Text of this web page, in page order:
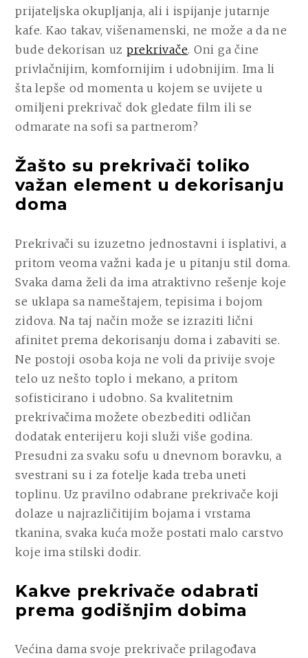
prijateljska okupljanja, ali i ispijanje jutarnje
kafe. Kao takav, višenamenski, ne može a da ne
bude dekorisan uz prekrivače. Oni ga čine
privlačnijim, komfornijim i udobnijim. Ima li
šta lepše od momenta u kojem se uvijete u
omiljeni prekrivač dok gledate film ili se
odmarate na sofi sa partnerom?
Žašto su prekrivači toliko
važan element u dekorisanju
doma
Prekrivači su izuzetno jednostavni i isplativi, a
pritom veoma važni kada je u pitanju stil doma.
Svaka dama želi da ima atraktivno rešenje koje
se uklapa sa nameštajem, tepisima i bojom
zidova. Na taj način može se izraziti lični
afinitet prema dekorisanju doma i zabaviti se.
Ne postoji osoba koja ne voli da privije svoje
telo uz nešto toplo i mekano, a pritom
sofisticirano i udobno. Sa kvalitetnim
prekrivačima možete obezbediti odličan
dodatak enterijeru koji služi više godina.
Presudni za svaku sofu u dnevnom boravku, a
svestrani su i za fotelje kada treba uneti
toplinu. Uz pravilno odabrane prekrivače koji
dolaze u najrazličitijim bojama i vrstama
tkanina, svaka kuća može postati malo carstvo
koje ima stilski dodir.
Kakve prekrivače odabrati
prema godišnjim dobima
Većina dama svoje prekrivače prilagođava